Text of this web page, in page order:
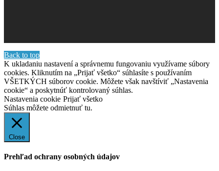
Back to top
K ukladaniu nastavení a správnemu fungovaniu využívame súbory
cookies. Kliknutím na „Prijať všetko“ súhlasíte s používaním
VŠETKÝCH súborov cookie. Môžete však navštíviť „Nastavenia
cookie“ a poskytnúť kontrolovaný súhlas.
Nastavenia cookie Prijať všetko
Súhlas môžete odmietnuť tu.
Close
Prehľad ochrany osobných údajov